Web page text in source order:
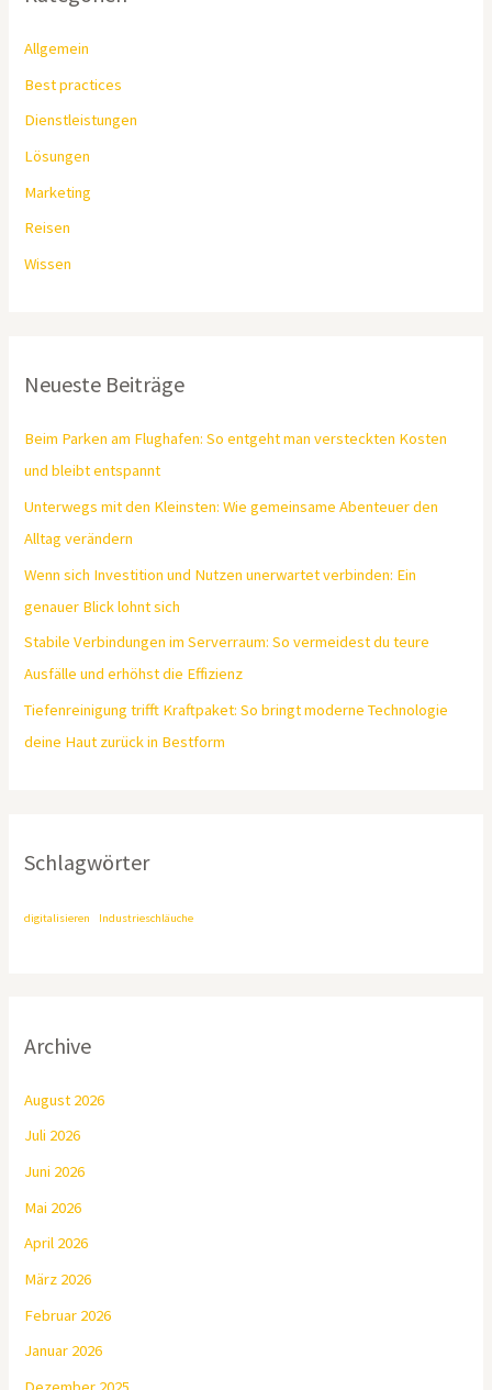
Allgemein
Best practices
Dienstleistungen
Lösungen
Marketing
Reisen
Wissen
Neueste Beiträge
Beim Parken am Flughafen: So entgeht man versteckten Kosten
und bleibt entspannt
Unterwegs mit den Kleinsten: Wie gemeinsame Abenteuer den
Alltag verändern
Wenn sich Investition und Nutzen unerwartet verbinden: Ein
genauer Blick lohnt sich
Stabile Verbindungen im Serverraum: So vermeidest du teure
Ausfälle und erhöhst die Effizienz
Tiefenreinigung trifft Kraftpaket: So bringt moderne Technologie
deine Haut zurück in Bestform
Schlagwörter
digitalisieren Industrieschläuche
Archive
August 2026
Juli 2026
Juni 2026
Mai 2026
April 2026
März 2026
Februar 2026
Januar 2026